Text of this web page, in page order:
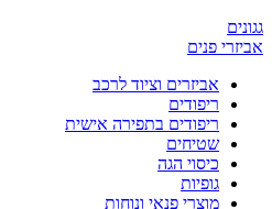
גגונים
אביזרי פנים
אביזרים וציוד לרכב
ריפודים
ריפודים בתפירה אישית
שטיחים
כיסוי הגה
גופיות
מוצרי פנאי ונוחות